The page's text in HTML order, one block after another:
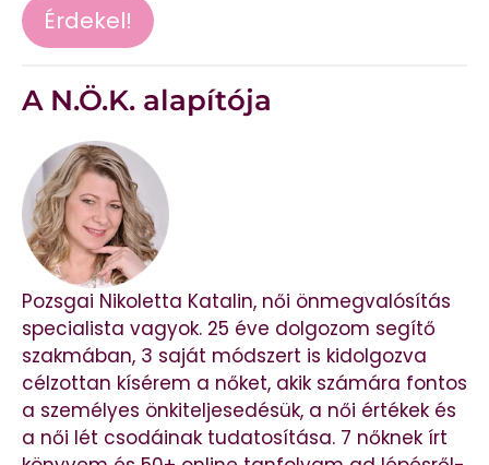
Érdekel!
A N.Ö.K. alapítója
Pozsgai Nikoletta Katalin, női önmegvalósítás
specialista vagyok. 25 éve dolgozom segítő
szakmában, 3 saját módszert is kidolgozva
célzottan kísérem a nőket, akik számára fontos
a személyes önkiteljesedésük, a női értékek és
a női lét csodáinak tudatosítása. 7 nőknek írt